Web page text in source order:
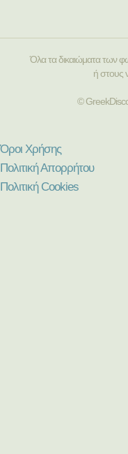
Όλα τα δικαιώματα των
ή στους
©
Όροι Χρήσης
Πολιτική Απορρήτου
Πολιτική Cookies